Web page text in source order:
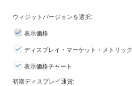
ウィジットバージョンを選択:
表示価格
ディスプレイ・マーケット・メトリック
表示価格チャート
初期ディスプレイ通貨: